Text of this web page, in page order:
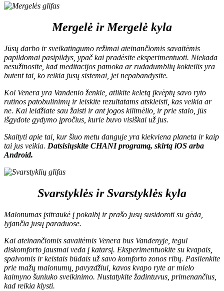
Mergelė ir Mergelė kyla
Jūsų darbo ir sveikatingumo režimai ateinančiomis savaitėmis
papildomai pasipildys, ypač kai pradėsite eksperimentuoti. Niekada
nesužinosite, kad meditacijos pamoka ar rudadumblių kokteilis yra
būtent tai, ko reikia jūsų sistemai, jei nepabandysite.
Kol Venera yra Vandenio ženkle, atlikite keletą įkvėptų savo ryto
rutinos patobulinimų ir leiskite rezultatams atskleisti, kas veikia ar
ne. Kai leidžiate sau žaisti ir ant jogos kilimėlio, ir prie stalo, jūs
išgydote gydymo įpročius, kurie buvo visiškai už jus.
Skaityti apie tai, kur šiuo metu danguje yra kiekviena planeta ir kaip
tai jus veikia. Datsisiųskite CHANI programą, skirtą iOS arba
Android.
Svarstyklės ir Svarstyklės kyla
Malonumas įsitraukė į pokalbį ir prašo jūsų susidoroti su gėda,
lyjančia jūsų paraduose.
Kai ateinančiomis savaitėmis Venera bus Vandenyje, tegul
diskomforto jausmai veda į katarsį. Eksperimentuokite su kvapais,
spalvomis ir keistais būdais už savo komforto zonos ribų. Pasilenkite
prie mažų malonumų, pavyzdžiui, kavos kvapo ryte ar mielo
kaimyno šuniuko sveikinimo. Nustatykite žadintuvus, primenančius,
kad reikia klysti.